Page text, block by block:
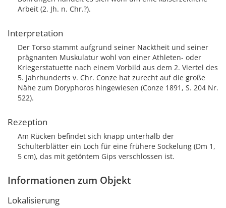
Arbeit (2. Jh. n. Chr.?).
Interpretation
Der Torso stammt aufgrund seiner Nacktheit und seiner
prägnanten Muskulatur wohl von einer Athleten- oder
Kriegerstatuette nach einem Vorbild aus dem 2. Viertel des
5. Jahrhunderts v. Chr. Conze hat zurecht auf die große
Nähe zum Doryphoros hingewiesen (Conze 1891, S. 204 Nr.
522).
Rezeption
Am Rücken befindet sich knapp unterhalb der
Schulterblätter ein Loch für eine frühere Sockelung (Dm 1,
5 cm), das mit getöntem Gips verschlossen ist.
Informationen zum Objekt
Lokalisierung